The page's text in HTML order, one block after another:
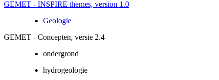
GEMET - INSPIRE themes, version 1.0
Geologie
GEMET - Concepten, versie 2.4
ondergrond
hydrogeologie